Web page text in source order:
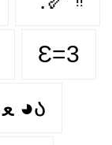
Ɛ=3
૮ ◕ ﻌ ◕ა